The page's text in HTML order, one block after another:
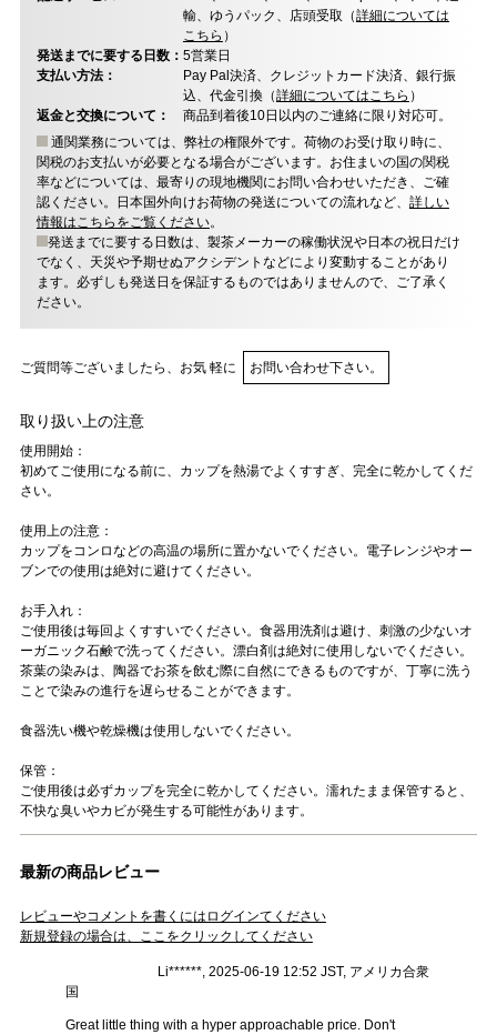
輸、ゆうパック、店頭受取（詳細については
こちら ）
発送までに要する日数： 5営業日
支払い方法：
Pay Pal決済、クレジットカード決済、銀行振
込、代金引換（詳細についてはこちら ）
返金と交換について：
商品到着後10日以内のご連絡に限り対応可。
通関業務については、弊社の権限外です。荷物のお受け取り時に、
関税のお支払いが必要となる場合がございます。お住まいの国の関税
率などについては、最寄りの現地機関にお問い合わせいただき、ご確
認ください。日本国外向けお荷物の発送についての流れなど、 詳しい
情報はこちらをご覧ください。
発送までに要する日数は、製茶メーカーの稼働状況や日本の祝日だけ
でなく、天災や予期せぬアクシデントなどにより変動することがあり
ます。必ずしも発送日を保証するものではありませんので、ご了承く
ださい。
ご質問等ございましたら、お気 軽に お問い合わせ下さい。
取り扱い上の注意
使用開始：
初めてご使用になる前に、カップを熱湯でよくすすぎ、完全に乾かしてくだ
さい。
使用上の注意：
カップをコンロなどの高温の場所に置かないでください。電子レンジやオー
ブンでの使用は絶対に避けてください。
お手入れ：
ご使用後は毎回よくすすいでください。食器用洗剤は避け、刺激の少ないオ
ーガニック石鹸で洗ってください。漂白剤は絶対に使用しないでください。
茶葉の染みは、陶器でお茶を飲む際に自然にできるものですが、丁寧に洗う
ことで染みの進行を遅らせることができます。
食器洗い機や乾燥機は使用しないでください。
保管：
ご使用後は必ずカップを完全に乾かしてください。濡れたまま保管すると、
不快な臭いやカビが発生する可能性があります。
最新の商品レビュー
レビューやコメントを書くにはログインてください
新規登録の場合は、ここをクリックしてください
Li******, 2025-06-19 12:52 JST, アメリカ合衆
国
Great little thing with a hyper approachable price. Don't